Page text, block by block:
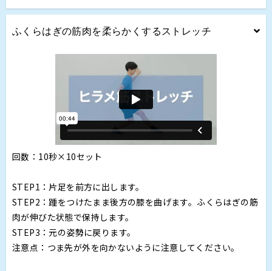
ふくらはぎの筋肉を柔らかくするストレッチ
回数：10秒×10セット
STEP1：片足を前方に出します。
STEP2：踵をつけたまま後方の膝を曲げます。ふくらはぎの筋
肉が伸びた状態で保持します。
STEP3：元の姿勢に戻ります。
注意点：つま先が外を向かないように注意してください。